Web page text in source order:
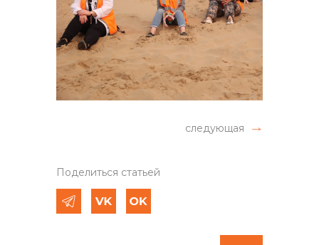
следующая
Поделиться статьей